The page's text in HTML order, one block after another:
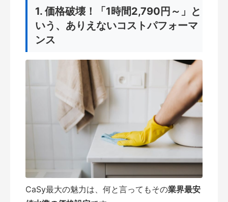
1. 価格破壊！「1時間2,790円～」と
いう、ありえないコストパフォーマ
ンス
CaSy最大の魅力は、何と言ってもその業界最安